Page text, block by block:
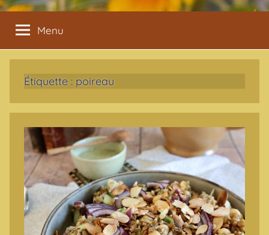
Menu
Étiquette : poireau